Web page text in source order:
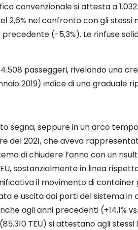
convenzionale si attesta a
2,6% nel confronto con gli stessi
(-5,3%). Le rinfuse
passeggeri, rivelando una
2019) indice di una graduale
segna, seppure in un arco
del 2021, che aveva
di chiudere l’anno con un
sostanzialmente in linea
il movimento di
e uscita dai porti del
agli anni precedenti (+14,1% vs.
TEU) si attestano agli